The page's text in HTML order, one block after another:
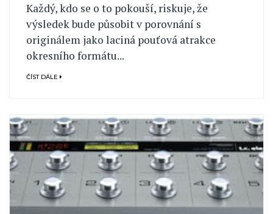
Každý, kdo se o to pokouší, riskuje, že
výsledek bude působit v porovnání s
originálem jako laciná pouťová atrakce
okresního formátu...
ČÍST DÁLE